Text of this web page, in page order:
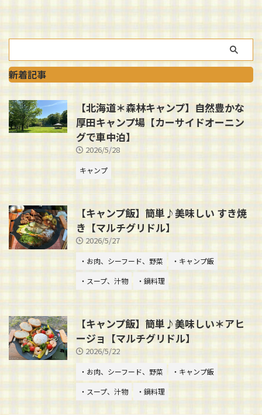
新着記事
【北海道＊森林キャンプ】自然豊かな
厚田キャンプ場【カーサイドオーニン
グで車中泊】
2026/5/28
キャンプ
【キャンプ飯】簡単♪美味しい すき焼
き【マルチグリドル】
2026/5/27
・お肉、シーフード、野菜
・キャンプ飯
・スープ、汁物
・鍋料理
【キャンプ飯】簡単♪美味しい＊アヒ
ージョ【マルチグリドル】
2026/5/22
・お肉、シーフード、野菜
・キャンプ飯
・スープ、汁物
・鍋料理